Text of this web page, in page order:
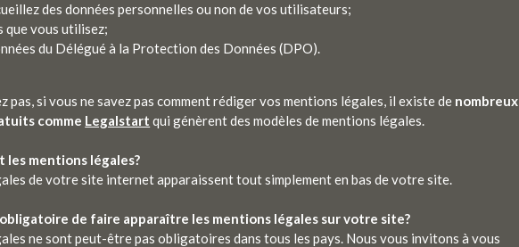
des données personnelles ou non de vos utilisateurs;
que vous utilisez;
du Délégué à la Protection des Données (DPO).
pas, si vous ne savez pas comment rédiger vos mentions légales, il existe de nombreux
comme Legalstart qui génèrent des modèles de mentions légales.
les mentions légales?
de votre site internet apparaissent tout simplement en bas de votre site.
de faire apparaître les mentions légales sur votre site?
ne sont peut-être pas obligatoires dans tous les pays. Nous vous invitons à vous